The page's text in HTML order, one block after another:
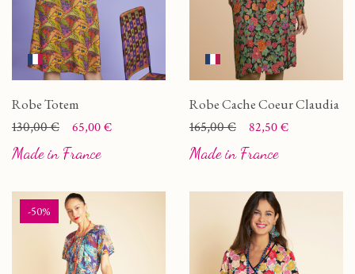
Robe Totem
Prix
Prix de base
130,00 € 65,00 €
Made in France
Robe Cache Coeur Claudia
Prix
Prix de base
165,00 € 82,50 €
Made in France
-50%